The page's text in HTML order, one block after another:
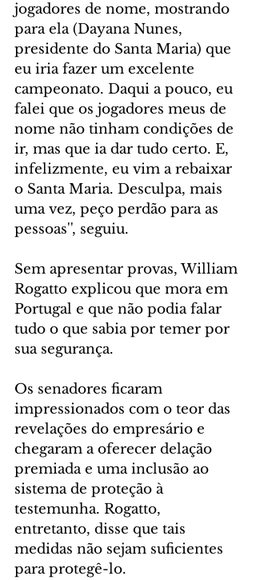
jogadores de nome, mostrando
para ela (Dayana Nunes,
presidente do Santa Maria) que
eu iria fazer um excelente
campeonato. Daqui a pouco, eu
falei que os jogadores meus de
nome não tinham condições de
ir, mas que ia dar tudo certo. E,
infelizmente, eu vim a rebaixar
o Santa Maria. Desculpa, mais
uma vez, peço perdão para as
pessoas'', seguiu.
Sem apresentar provas, William
Rogatto explicou que mora em
Portugal e que não podia falar
tudo o que sabia por temer por
sua segurança.
Os senadores ficaram
impressionados com o teor das
revelações do empresário e
chegaram a oferecer delação
premiada e uma inclusão ao
sistema de proteção à
testemunha. Rogatto,
entretanto, disse que tais
medidas não sejam suficientes
para protegê-lo.